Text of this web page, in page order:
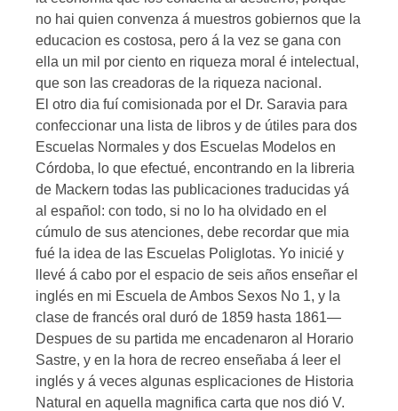
no hai quien convenza á muestros gobiernos que la
educacion es costosa, pero á la vez se gana con
ella un mil por ciento en riqueza moral é intelectual,
que son las creadoras de la riqueza nacional.
El otro dia fuí comisionada por el Dr. Saravia para
confeccionar una lista de libros y de útiles para dos
Escuelas Normales y dos Escuelas Modelos en
Córdoba, lo que efectué, encontrando en la libreria
de Mackern todas las publicaciones traducidas yá
al español: con todo, si no lo ha olvidado en el
cúmulo de sus atenciones, debe recordar que mia
fué la idea de las Escuelas Poliglotas. Yo inicié y
llevé á cabo por el espacio de seis años enseñar el
inglés en mi Escuela de Ambos Sexos No 1, y la
clase de francés oral duró de 1859 hasta 1861—
Despues de su partida me encadenaron al Horario
Sastre, y en la hora de recreo enseñaba á leer el
inglés y á veces algunas esplicaciones de Historia
Natural en aquella magnifica carta que nos dió V.